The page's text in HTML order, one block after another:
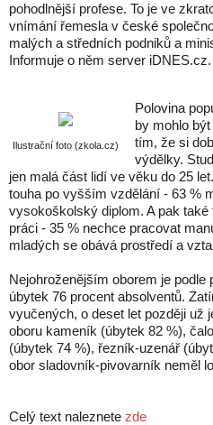
pohodlnější profese. To je ve
vnímání řemesla v české
malých a středních podniků a
Informuje o něm server iDNES.cz.
Ilustrační foto (zkola.cz)
Polovina
by mohlo
tím, že si
výdělky.
jen malá část lidí ve věku do 25
touha po vyšším vzdělání - 63 %
vysokoškolský diplom. A pak
práci - 35 % nechce pracovat
mladých se obává prostředí a
Nejohroženějším oborem je
úbytek 76 procent absolventů.
vyučených, o deset let později už
oboru kameník (úbytek 82 %),
(úbytek 74 %), řezník-uzenář
obor sladovník-pivovarník neměl
Celý text naleznete zde